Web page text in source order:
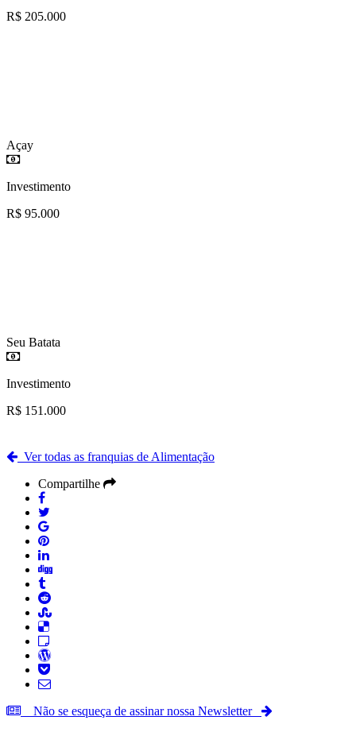
R$ 205.000
Açay
Investimento
R$ 95.000
Seu Batata
Investimento
R$ 151.000
Ver todas as franquias de Alimentação
Compartilhe
Não se esqueça de assinar nossa Newsletter